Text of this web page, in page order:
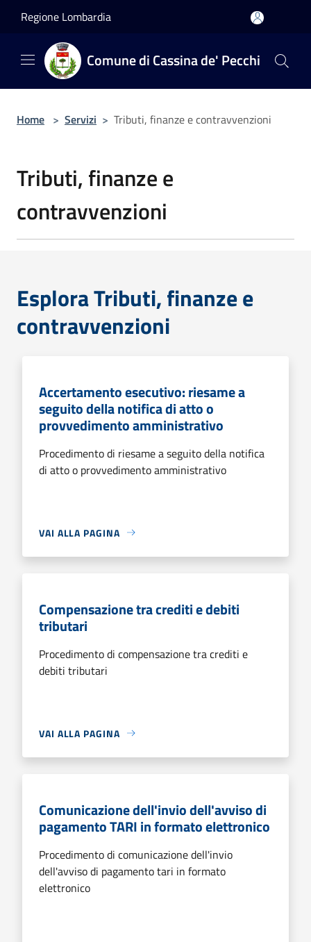
Regione Lombardia
Comune di Cassina de' Pecchi
Home > Servizi > Tributi, finanze e contravvenzioni
Tributi, finanze e
contravvenzioni
Esplora Tributi, finanze e
contravvenzioni
Accertamento esecutivo: riesame a
seguito della notifica di atto o
provvedimento amministrativo
Procedimento di riesame a seguito della notifica
di atto o provvedimento amministrativo
VAI ALLA PAGINA
Compensazione tra crediti e debiti
tributari
Procedimento di compensazione tra crediti e
debiti tributari
VAI ALLA PAGINA
Comunicazione dell'invio dell'avviso di
pagamento TARI in formato elettronico
Procedimento di comunicazione dell'invio
dell'avviso di pagamento tari in formato
elettronico